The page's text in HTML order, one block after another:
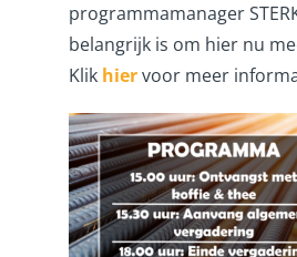
programmamanager
belangrijk is om hier nu
Klik hiervoor meer